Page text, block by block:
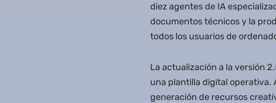
diez agentes de IA
documentos técnicos y la
todos los usuarios de
La actualización a la versión
una plantilla digital operativa.
generación de recursos